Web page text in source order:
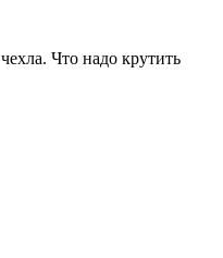
Что надо крутить